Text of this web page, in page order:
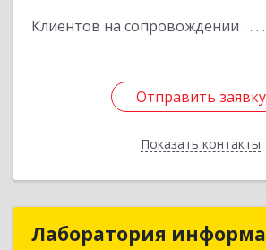
Клиентов на сопровождении
Отправить заявку
Показать контакты
Отправить заявку
Назад
Лаборатория
Лаборатория